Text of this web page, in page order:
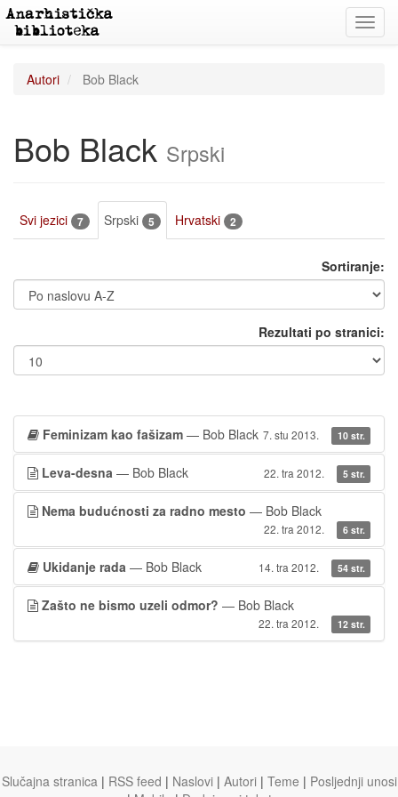
Autori Bob Black
Bob Black Srpski
Svi jezici 7 Srpski 5 Hrvatski 2
Sortiranje:
Rezultati po stranici:
Feminizam kao fašizam — Bob Black 7. stu 2013. 10 str.
Leva-desna — Bob Black 22. tra 2012. 5 str.
Nema budućnosti za radno mesto — Bob Black
22. tra 2012. 6 str.
Ukidanje rada — Bob Black 14. tra 2012. 54 str.
Zašto ne bismo uzeli odmor? — Bob Black
22. tra 2012. 12 str.
Slučajna stranica | RSS feed | Naslovi | Autori | Teme | Posljednji unosi